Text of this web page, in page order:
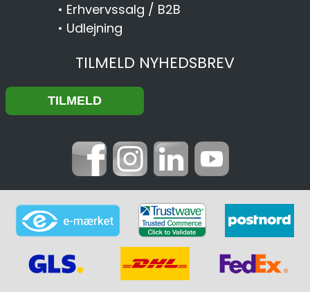
• Erhvervssalg / B2B
• Udlejning
TILMELD NYHEDSBREV